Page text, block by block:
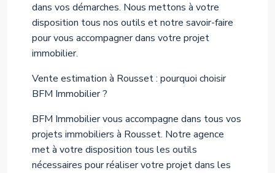
dans vos démarches. Nous mettons à votre
disposition tous nos outils et notre savoir-faire
pour vous accompagner dans votre projet
immobilier.
Vente estimation à Rousset : pourquoi choisir
BFM Immobilier ?
BFM Immobilier vous accompagne dans tous vos
projets immobiliers à Rousset. Notre agence
met à votre disposition tous les outils
nécessaires pour réaliser votre projet dans les